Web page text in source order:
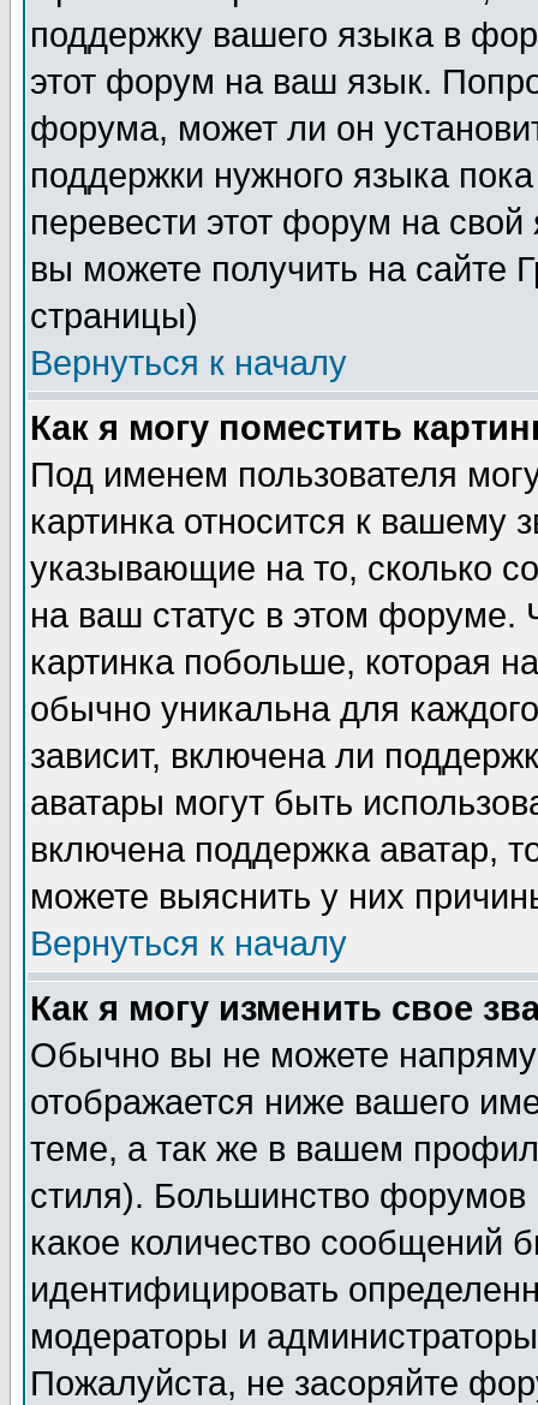
поддержку вашего языка в
этот форум на ваш язык.
форума, может ли он
поддержки нужного языка
перевести этот форум на
вы можете получить на сайте
страницы)
Вернуться к началу
Как я могу поместить
Под именем пользователя
картинка относится к вашему
указывающие на то, сколько
на ваш статус в этом форуме.
картинка побольше, которая
обычно уникальна для
зависит, включена ли
аватары могут быть
включена поддержка аватар,
можете выяснить у них
Вернуться к началу
Как я могу изменить свое
Обычно вы не можете
отображается ниже вашего
теме, а так же в вашем
стиля). Большинство форумов
какое количество сообщений
идентифицировать
модераторы и
Пожалуйста, не засоряйте